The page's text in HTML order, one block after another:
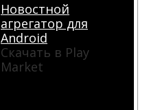
Новостной
агрегатор для
Android
Скачать в Play
Market